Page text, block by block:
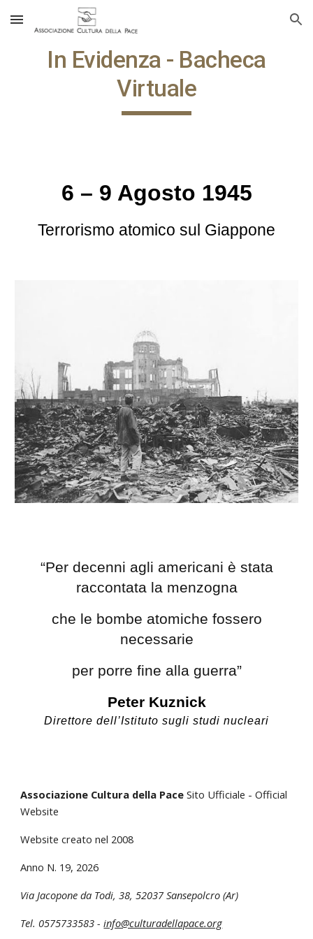
Skip to main content Skip to navigation
In Evidenza - Bacheca
Virtuale
6 – 9 Agosto 1945
Terrorismo atomico sul Giappone
“Per decenni agli americani è stata
raccontata la menzogna
che le bombe atomiche fossero
necessarie
per porre fine alla guerra”
Peter Kuznick
Direttore dell’Istituto sugli studi nucleari
Associazione Cultura della Pace Sito Ufficiale - Official
Website
Website creato nel 2008
Anno N. 19, 2026
Via Jacopone da Todi, 38,52037 Sansepolcro (Ar)
Tel. 0575733583 - info@culturadellapace.org